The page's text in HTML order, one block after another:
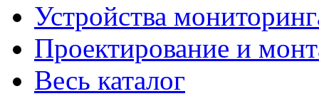
Устройства
Проектирование и
Весь каталог